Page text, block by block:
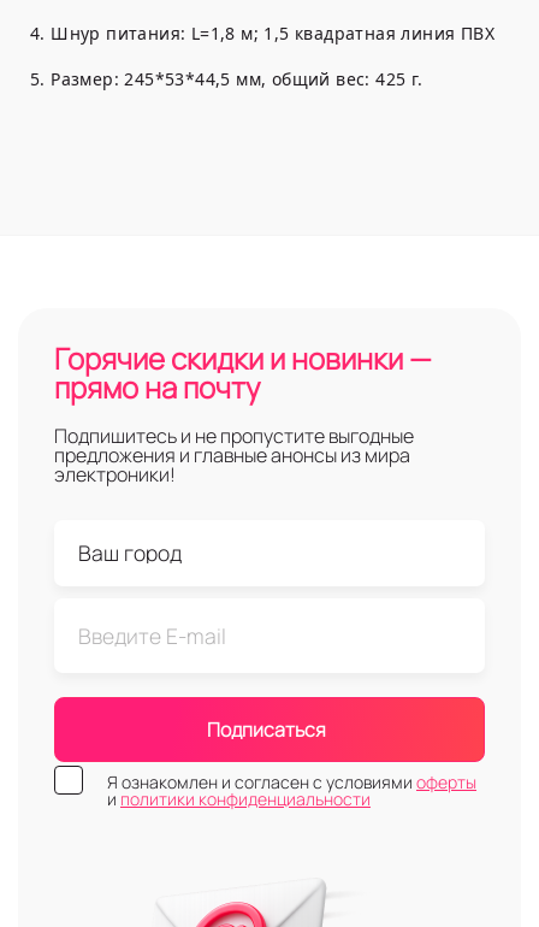
4. Шнур питания: L=1,8 м; 1,5 квадратная линия ПВХ
5. Размер: 245*53*44,5 мм, общий вес: 425 г.
Горячие скидки и новинки —
прямо на почту
Подпишитесь и не пропустите выгодные
предложения и главные анонсы из мира
электроники!
Подписаться
Я ознакомлен и согласен с условиями оферты
и политики конфиденциальности